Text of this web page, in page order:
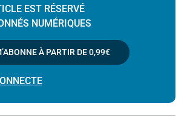
EST RÉSERVÉ
NUMÉRIQUES
À PARTIR DE0,99€